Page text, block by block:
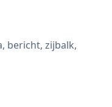
bericht, zijbalk,